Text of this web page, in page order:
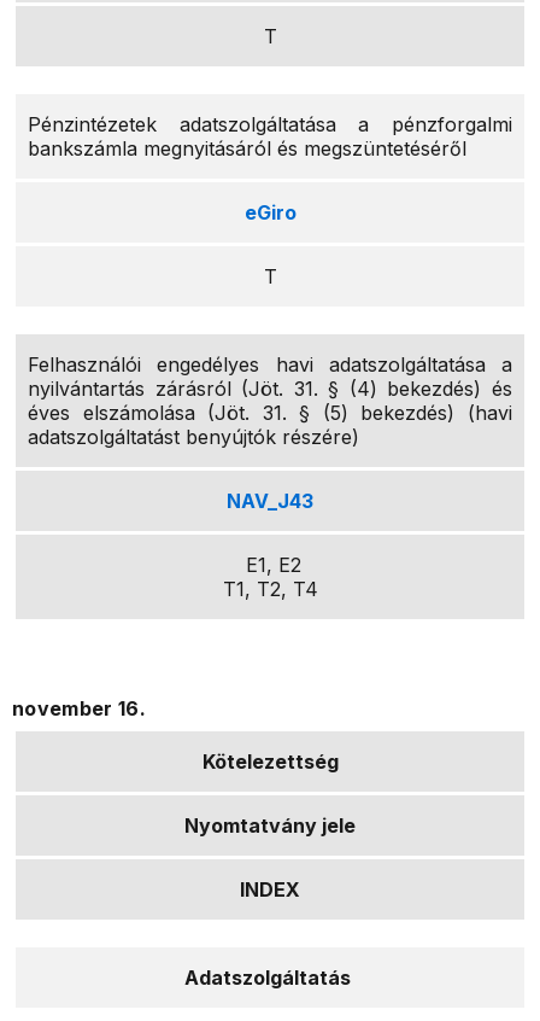
T
Pénzintézetek adatszolgáltatása a pénzforgalmi
bankszámla megnyitásáról és megszüntetéséről
eGiro
T
Felhasználói engedélyes havi adatszolgáltatása a
nyilvántartás zárásról (Jöt. 31. § (4) bekezdés) és
éves elszámolása (Jöt. 31. § (5) bekezdés) (havi
adatszolgáltatást benyújtók részére)
NAV_J43
E1, E2
T1, T2, T4
november 16.
Kötelezettség
Nyomtatvány jele
INDEX
Adatszolgáltatás